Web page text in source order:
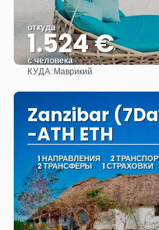
откуда
1.524 €
с человека
КУДА:Маврикий
Zanzibar
-ATH ETH
1 НАПРАВЛЕНИЯ 2
2 ТРАНСФЕРЫ 1 СТРАХОВКИ